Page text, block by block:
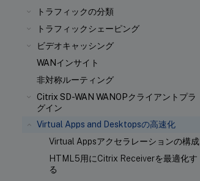
トラフィックの分類
トラフィックシェーピング
ビデオキャッシング
WANインサイト
非対称ルーティング
Citrix SD-WAN WANOPクライアントプラ
グイン
Virtual Apps and Desktopsの高速化
Virtual Appsアクセラレーションの構成
HTML5用にCitrix Receiverを最適化す
る